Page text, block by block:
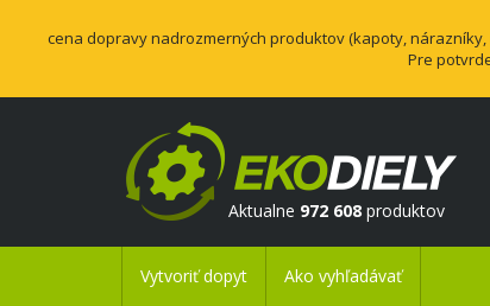
cena dopravy nadrozmerných produktov (kapoty,
Pre
Aktualne 972 608 produktov
Vytvoriť dopyt Ako vyhľadávať